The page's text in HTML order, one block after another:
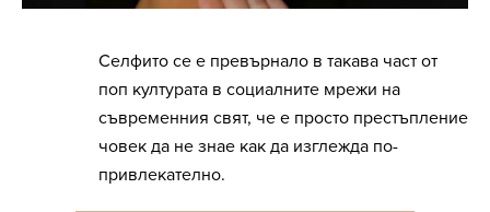
Селфито се е превърнало в такава част от
поп културата в социалните мрежи на
съвременния свят, че е просто престъпление
човек да не знае как да изглежда по-
привлекателно.